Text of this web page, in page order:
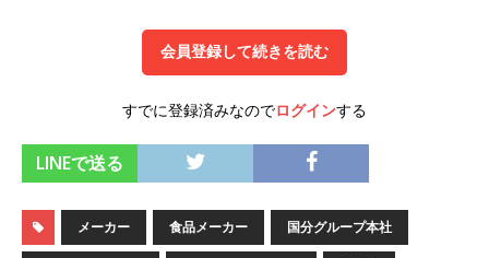
[ 2026年5月14日 ] 【 28卒 ｜ ES自動合格!! 】 文
50％以上の製品保有!! ｜ 一眼レフ大手メーカー
全てと取引する国内トップシェアのマグネシウム
均6ヶ月以上 ｜ ミツワ電機工業
体育会積極採
会員登録して続きを読む
すでに登録済みなのでログインする
LINEで送る
メーカー 食品メーカー 国分グループ本社